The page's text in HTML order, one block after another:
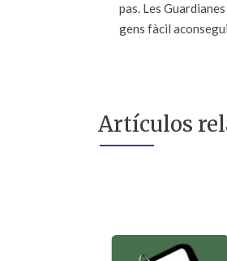
pas. Les
gens fàcil
Artículos